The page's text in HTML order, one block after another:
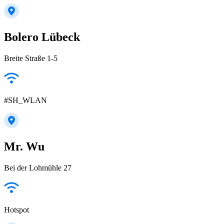
Bolero Lübeck
Breite Straße 1-5
#SH_WLAN
Mr. Wu
Bei der Lohmühle 27
Hotspot